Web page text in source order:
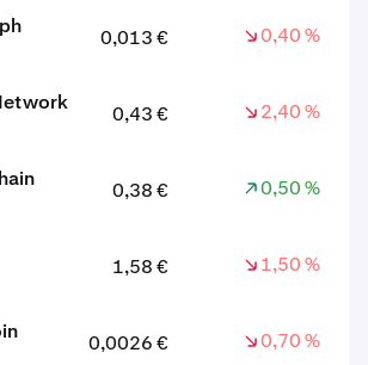
0,013 € 0,40 %
0,43 € 2,40 %
0,38 € 0,50 %
1,58 € 1,50 %
0,0026 € 0,70 %